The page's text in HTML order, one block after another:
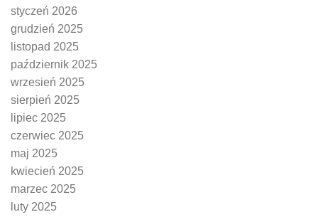
styczeń 2026
grudzień 2025
listopad 2025
październik 2025
wrzesień 2025
sierpień 2025
lipiec 2025
czerwiec 2025
maj 2025
kwiecień 2025
marzec 2025
luty 2025